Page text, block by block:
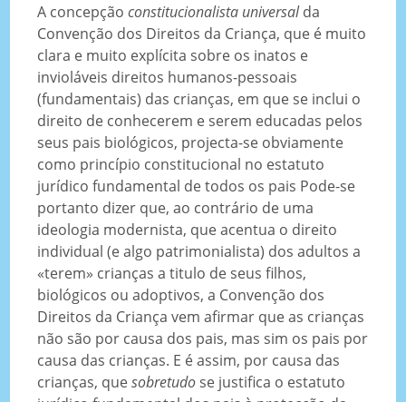
A concepçãoconstitucionalista universalda
Convenção dos Direitos da Criança, que é muito
clara e muito explícita sobre os inatos e
invioláveis direitos humanos-pessoais
(fundamentais) das crianças, em que se inclui o
direito de conhecerem e serem educadas pelos
seus pais biológicos, projecta-se obviamente
como princípio constitucional no estatuto
jurídico fundamental de todos os pais Pode-se
portanto dizer que, ao contrário de uma
ideologia modernista, que acentua o direito
individual (e algo patrimonialista) dos adultos a
«terem» crianças a titulo de seus filhos,
biológicos ou adoptivos, a Convenção dos
Direitos da Criança vem afirmar que as crianças
não são por causa dos pais, mas sim os pais por
causa das crianças. E é assim, por causa das
crianças, quesobretudo se justifica o estatuto